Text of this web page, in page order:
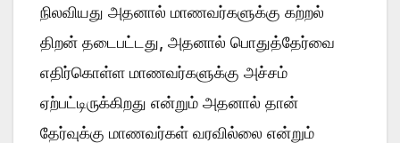
நிலவியது அதனால் மாணவர்களுக்கு கற்றல்
திறன் தடைபட்டது, அதனால் பொதுத்தேர்வை
எதிர்கொள்ள மாணவர்களுக்கு அச்சம்
ஏற்பட்டிருக்கிறது என்றும் அதனால் தான்
தேர்வுக்கு மாணவர்கள் வரவில்லை என்றும்